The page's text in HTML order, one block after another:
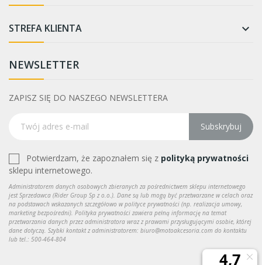
STREFA KLIENTA 
NEWSLETTER
ZAPISZ SIĘ DO NASZEGO NEWSLETTERA
Subskrybuj
Potwierdzam, że zapoznałem się z polityką prywatności
sklepu internetowego.
Administratorem danych osobowych zbieranych za pośrednictwem sklepu internetowego
jest Sprzedawca (Rider Group Sp z o.o.). Dane są lub mogą być przetwarzane w celach oraz
na podstawach wskazanych szczegółowo w polityce prywatności (np. realizacja umowy,
marketing bezpośredni). Polityka prywatności zawiera pełną informację na temat
przetwarzania danych przez administratora wraz z prawami przysługującymi osobie, której
dane dotyczą. Szybki kontakt z administratorem: biuro@motoakcesoria.com do kontaktu
lub tel.: 500-464-804